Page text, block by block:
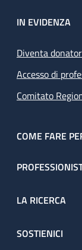
IN EVIDENZA
Diventa
Accesso di
Comitato
COME FARE
LA RICERCA
SOSTIENICI